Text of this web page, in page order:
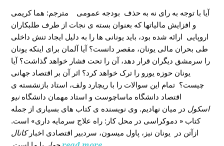
مترجم: هما کریمی
آیا با توجه به رای نه به حذف بودجه عمومی
و افزایش مالیاتها که بعنوان بسته ی نجات از طرف طلبکاران
اروپایی ارائه شده بود، باید یونانی ها را به دلیل ایجاد تنش داخلی
طی بحران مالی یونان، مقصر دانست؟ آیا آلمان برای اینکه یونان
را سرمشق دیگران قرار دهد، آن را تحت فشار خواهد گذاشت؟ آیا
یونان حوزه یورو را ترک خواهد کرد؟ اثر آن بر اقتصاد جهانی
چیست؟ تمام این سوالات را با ریچارد ولف، استاد بازنشسته ی
اقتصاد دانشگاه ماساچوست و استاد مهمان دانشگاهنیو
اسکول در میان نهادیم. وی نویسنده ی کتاب های بسیاری از جمله
کتاب « دموکراسی در محل کار: راه علاج سرمایه داری» است.
ازآتن در یونان نیز، پاول میسون، سردبیر اقتصادی اخبارکانال